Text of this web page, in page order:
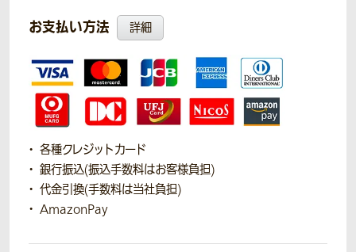
お支払い方法 詳細
各種クレジットカード
銀行振込(振込手数料はお客様負担)
代金引換(手数料は当社負担)
AmazonPay